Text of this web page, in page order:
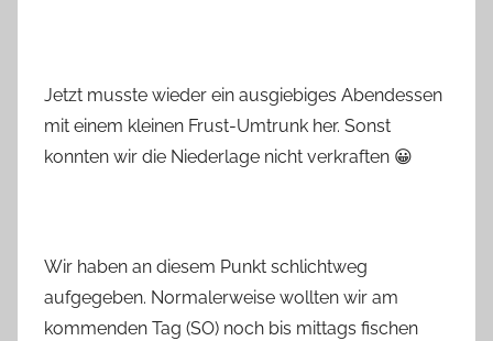
Jetzt musste wieder ein ausgiebiges Abendessen
mit einem kleinen Frust-Umtrunk her. Sonst
konnten wir die Niederlage nicht verkraften 😀
Wir haben an diesem Punkt schlichtweg
aufgegeben. Normalerweise wollten wir am
kommenden Tag (SO) noch bis mittags fischen